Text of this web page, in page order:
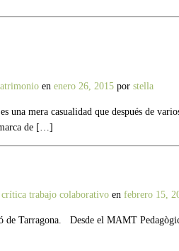
en enero 26, 2015 por stella
mera casualidad que después de
de […]
trabajo colaborativo en febrero 15,
Tarragona. Desde el MAMT